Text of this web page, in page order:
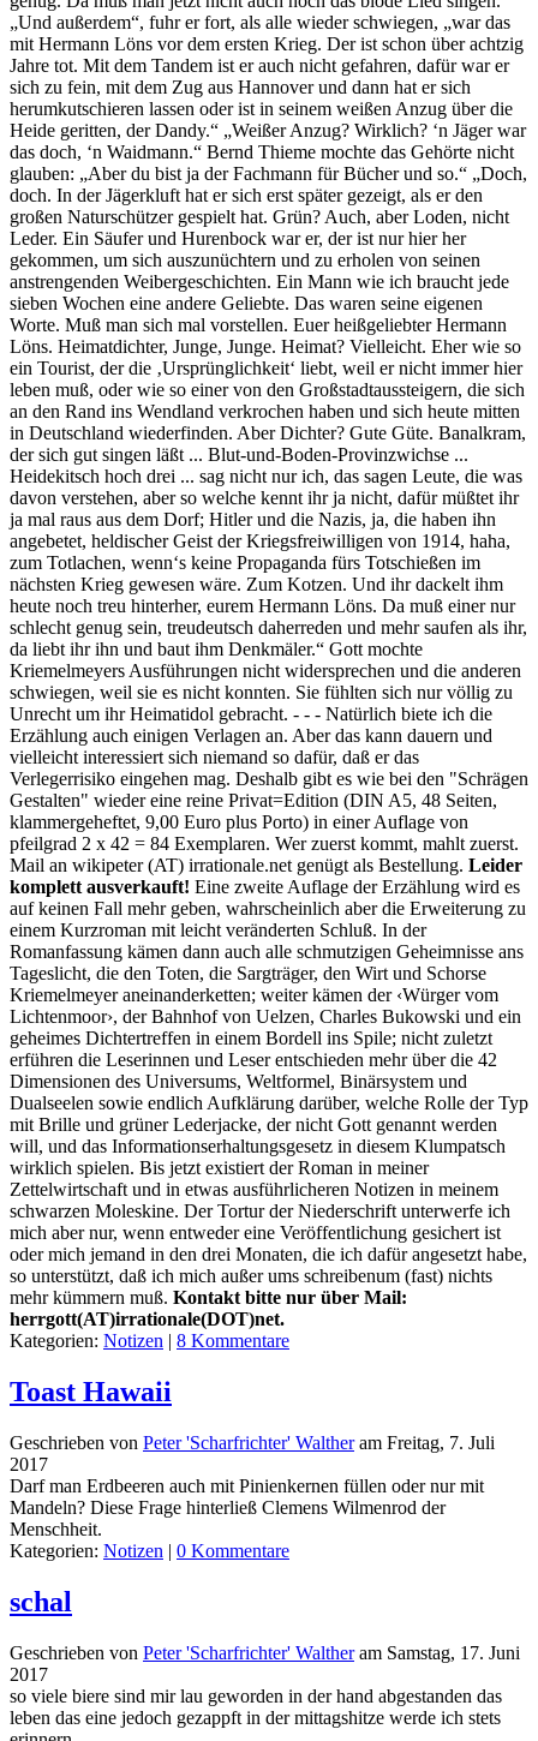
„Und außerdem“, fuhr er fort, als alle wieder schwiegen, „war das
mit Hermann Löns vor dem ersten Krieg. Der ist schon über achtzig
Jahre tot. Mit dem Tandem ist er auch nicht gefahren, dafür war er
sich zu fein, mit dem Zug aus Hannover und dann hat er sich
herumkutschieren lassen oder ist in seinem weißen Anzug über die
Heide geritten, der Dandy.“ „Weißer Anzug? Wirklich? ‘n Jäger war
das doch, ‘n Waidmann.“ Bernd Thieme mochte das Gehörte nicht
glauben: „Aber du bist ja der Fachmann für Bücher und so.“ „Doch,
doch. In der Jägerkluft hat er sich erst später gezeigt, als er den
großen Naturschützer gespielt hat. Grün? Auch, aber Loden, nicht
Leder. Ein Säufer und Hurenbock war er, der ist nur hier her
gekommen, um sich auszunüchtern und zu erholen von seinen
anstrengenden Weibergeschichten. Ein Mann wie ich braucht jede
sieben Wochen eine andere Geliebte. Das waren seine eigenen
Worte. Muß man sich mal vorstellen. Euer heißgeliebter Hermann
Löns. Heimatdichter, Junge, Junge. Heimat? Vielleicht. Eher wie so
ein Tourist, der die ‚Ursprünglichkeit‘ liebt, weil er nicht immer hier
leben muß, oder wie so einer von den Großstadtaussteigern, die sich
an den Rand ins Wendland verkrochen haben und sich heute mitten
in Deutschland wiederfinden. Aber Dichter? Gute Güte. Banalkram,
der sich gut singen läßt ... Blut-und-Boden-Provinzwichse ...
Heidekitsch hoch drei ... sag nicht nur ich, das sagen Leute, die was
davon verstehen, aber so welche kennt ihr ja nicht, dafür müßtet ihr
ja mal raus aus dem Dorf; Hitler und die Nazis, ja, die haben ihn
angebetet, heldischer Geist der Kriegsfreiwilligen von 1914, haha,
zum Totlachen, wenn‘s keine Propaganda fürs Totschießen im
nächsten Krieg gewesen wäre. Zum Kotzen. Und ihr dackelt ihm
heute noch treu hinterher, eurem Hermann Löns. Da muß einer nur
schlecht genug sein, treudeutsch daherreden und mehr saufen als ihr,
da liebt ihr ihn und baut ihm Denkmäler.“ Gott mochte
Kriemelmeyers Ausführungen nicht widersprechen und die anderen
schwiegen, weil sie es nicht konnten. Sie fühlten sich nur völlig zu
Unrecht um ihr Heimatidol gebracht. - - - Natürlich biete ich die
Erzählung auch einigen Verlagen an. Aber das kann dauern und
vielleicht interessiert sich niemand so dafür, daß er das
Verlegerrisiko eingehen mag. Deshalb gibt es wie bei den "Schrägen
Gestalten" wieder eine reine Privat=Edition (DIN A5, 48 Seiten,
klammergeheftet, 9,00 Euro plus Porto) in einer Auflage von
pfeilgrad 2 x 42 = 84 Exemplaren. Wer zuerst kommt, mahlt zuerst.
Mail an wikipeter (AT) irrationale.net genügt als Bestellung. Leider
komplett ausverkauft! Eine zweite Auflage der Erzählung wird es
auf keinen Fall mehr geben, wahrscheinlich aber die Erweiterung zu
einem Kurzroman mit leicht veränderten Schluß. In der
Romanfassung kämen dann auch alle schmutzigen Geheimnisse ans
Tageslicht, die den Toten, die Sargträger, den Wirt und Schorse
Kriemelmeyer aneinanderketten; weiter kämen der ‹Würger vom
Lichtenmoor›, der Bahnhof von Uelzen, Charles Bukowski und ein
geheimes Dichtertreffen in einem Bordell ins Spile; nicht zuletzt
erführen die Leserinnen und Leser entschieden mehr über die 42
Dimensionen des Universums, Weltformel, Binärsystem und
Dualseelen sowie endlich Aufklärung darüber, welche Rolle der Typ
mit Brille und grüner Lederjacke, der nicht Gott genannt werden
will, und das Informationserhaltungsgesetz in diesem Klumpatsch
wirklich spielen. Bis jetzt existiert der Roman in meiner
Zettelwirtschaft und in etwas ausführlicheren Notizen in meinem
schwarzen Moleskine. Der Tortur der Niederschrift unterwerfe ich
mich aber nur, wenn entweder eine Veröffentlichung gesichert ist
oder mich jemand in den drei Monaten, die ich dafür angesetzt habe,
so unterstützt, daß ich mich außer ums schreibenum (fast) nichts
mehr kümmern muß. Kontakt bitte nur über Mail:
herrgott(AT)irrationale(DOT)net.
Kategorien: Notizen | 8 Kommentare
Toast Hawaii
Geschrieben von Peter 'Scharfrichter' Waltheram Freitag, 7. Juli
2017
Darf man Erdbeeren auch mit Pinienkernen füllen oder nur mit
Mandeln? Diese Frage hinterließ Clemens Wilmenrod der
Menschheit.
Kategorien: Notizen | 0 Kommentare
schal
Geschrieben von Peter 'Scharfrichter' Waltheram Samstag, 17. Juni
2017
so viele biere sind mir lau geworden in der hand abgestanden das
leben das eine jedoch gezappft in der mittagshitze werde ich stets